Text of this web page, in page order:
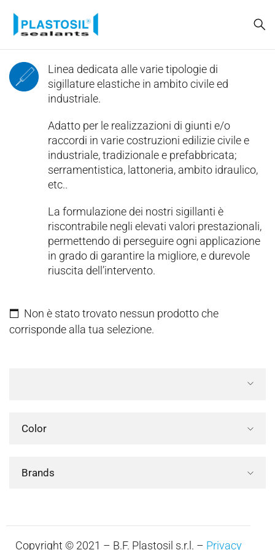
Linea dedicata alle varie tipologie di
sigillature elastiche in ambito civile ed
industriale.
Adatto per le realizzazioni di giunti e/o
raccordi in varie costruzioni edilizie civile e
industriale, tradizionale e prefabbricata;
serramentistica, lattoneria, ambito idraulico,
etc..
La formulazione dei nostri sigillanti è
riscontrabile negli elevati valori prestazionali,
permettendo di perseguire ogni applicazione
in grado di garantire la migliore, e durevole
riuscita dell’intervento.
Non è stato trovato nessun prodotto che
corrisponde alla tua selezione.
Color
Brands
Copyright © 2021 – B.F. Plastosil s.r.l. – Privacy